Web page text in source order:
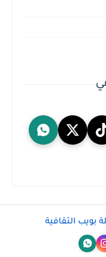
بويب الثقافية